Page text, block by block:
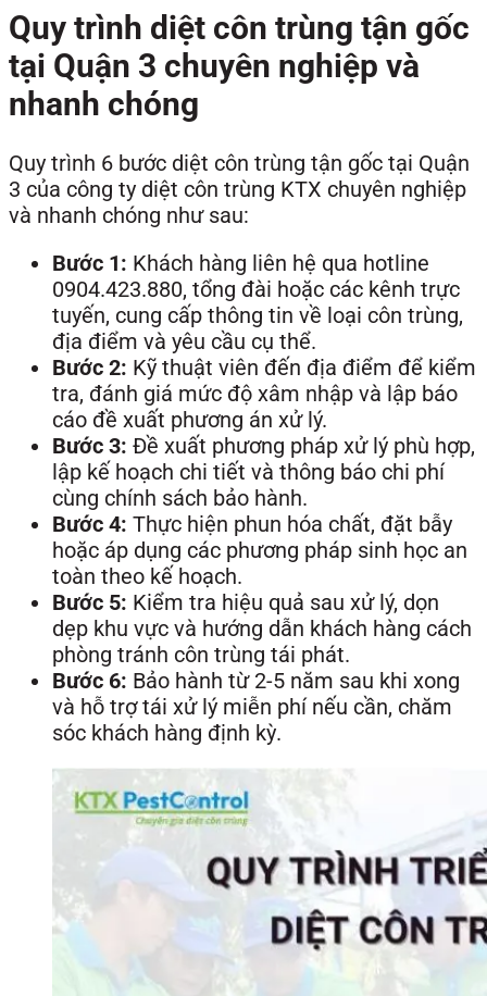
Quy trình diệt côn trùng tận gốc
tại Quận 3 chuyên nghiệp và
nhanh chóng
Quy trình 6 bước diệt côn trùng tận gốc tại Quận
3 của công ty diệt côn trùng KTX chuyên nghiệp
và nhanh chóng như sau:
Bước 1: Khách hàng liên hệ qua hotline
0904.423.880, tổng đài hoặc các kênh trực
tuyến, cung cấp thông tin về loại côn trùng,
địa điểm và yêu cầu cụ thể.
Bước 2: Kỹ thuật viên đến địa điểm để kiểm
tra, đánh giá mức độ xâm nhập và lập báo
cáo đề xuất phương án xử lý.
Bước 3: Đề xuất phương pháp xử lý phù hợp,
lập kế hoạch chi tiết và thông báo chi phí
cùng chính sách bảo hành.
Bước 4: Thực hiện phun hóa chất, đặt bẫy
hoặc áp dụng các phương pháp sinh học an
toàn theo kế hoạch.
Bước 5: Kiểm tra hiệu quả sau xử lý, dọn
dẹp khu vực và hướng dẫn khách hàng cách
phòng tránh côn trùng tái phát.
Bước 6: Bảo hành từ 2-5 năm sau khi xong
và hỗ trợ tái xử lý miễn phí nếu cần, chăm
sóc khách hàng định kỳ.